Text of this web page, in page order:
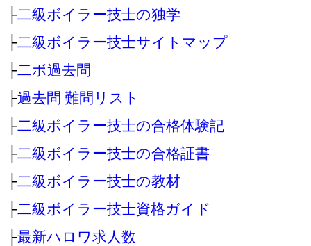
├二級ボイラー技士の独学
├二級ボイラー技士サイトマップ
├二ボ過去問
├過去問 難問リスト
├二級ボイラー技士の合格体験記
├二級ボイラー技士の合格証書
├二級ボイラー技士の教材
├二級ボイラー技士資格ガイド
├最新ハロワ求人数